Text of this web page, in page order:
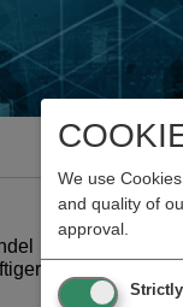
We use
and quality of
approval.
Tech